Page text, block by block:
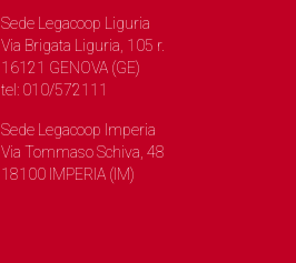
Sede Legacoop Liguria
Via Brigata Liguria, 105 r.
16121 GENOVA (GE)
tel: 010/572111
Sede Legacoop Imperia
Via Tommaso Schiva, 48
18100 IMPERIA (IM)